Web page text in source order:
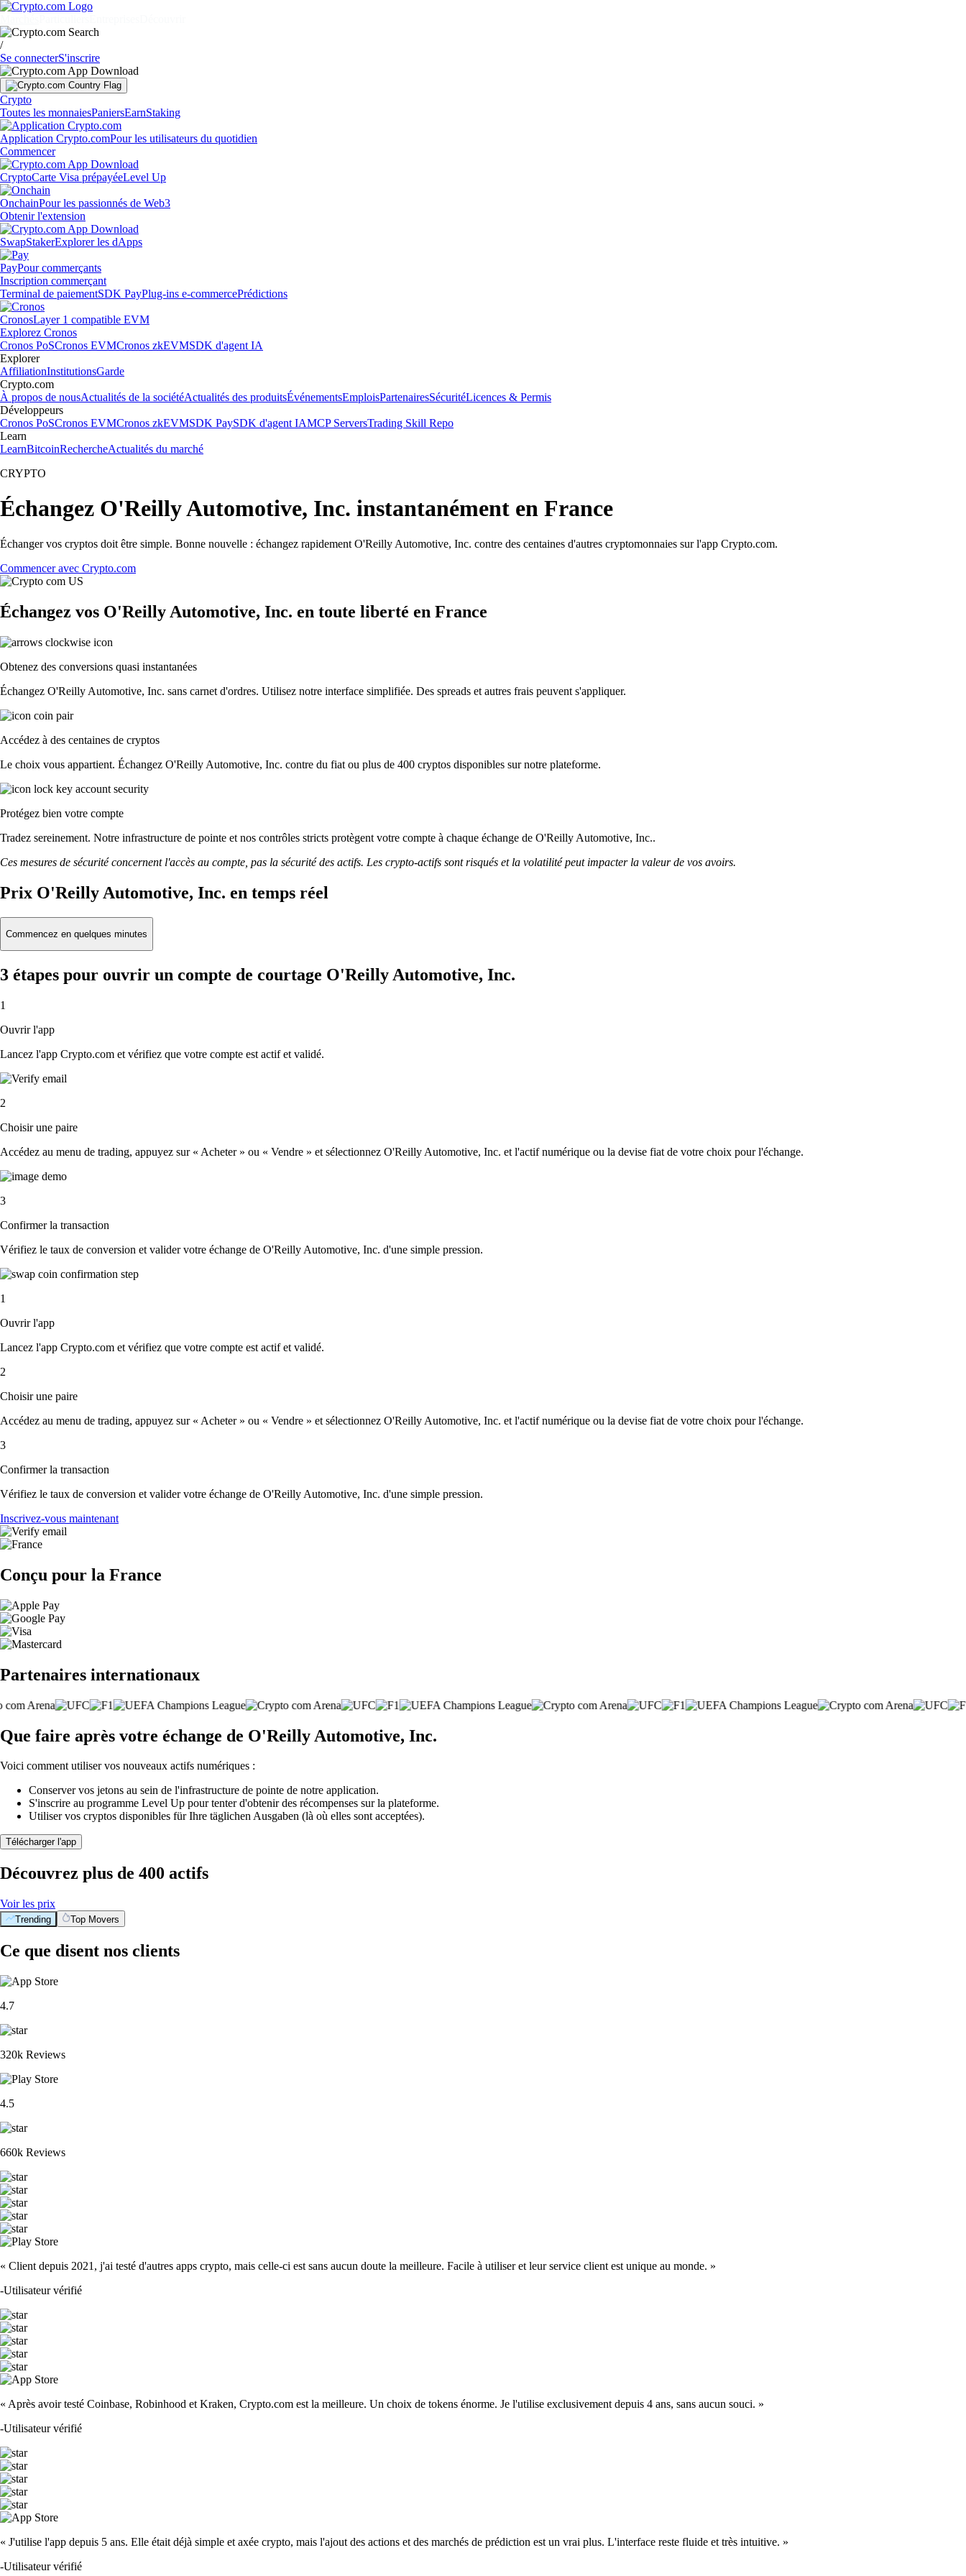
/
Se connecterS'inscrire
Crypto
Toutes les monnaiesPaniersEarnStaking
Application Crypto.comPour les utilisateurs du quotidien
Commencer
CryptoCarte Visa prépayéeLevel Up
OnchainPour les passionnés de Web3
Obtenir l'extension
SwapStakerExplorer les dApps
PayPour commerçants
Inscription commerçant
Terminal de paiementSDK PayPlug-ins e-commercePrédictions
CronosLayer 1 compatible EVM
Explorez Cronos
Cronos PoSCronos EVMCronos zkEVMSDK d'agent IA
Explorer
AffiliationInstitutionsGarde
Crypto.com
À propos de nousActualités de la sociétéActualités des produitsÉvénementsEmploisPartenairesSécuritéLicences & Permis
Développeurs
Cronos PoSCronos EVMCronos zkEVMSDK PaySDK d'agent IAMCP ServersTrading Skill Repo
Learn
LearnBitcoinRechercheActualités du marché
CRYPTO
Échangez O'Reilly Automotive, Inc. instantanément en France
Échanger vos cryptos doit être simple. Bonne nouvelle : échangez rapidement O'Reilly Automotive, Inc. contre des centaines d'autres cryptomonnaies sur l'app Crypto.com.
Commencer avec Crypto.com
Échangez vos O'Reilly Automotive, Inc. en toute liberté en France
Obtenez des conversions quasi instantanées
Échangez O'Reilly Automotive, Inc. sans carnet d'ordres. Utilisez notre interface simplifiée. Des spreads et autres frais peuvent s'appliquer.
Accédez à des centaines de cryptos
Le choix vous appartient. Échangez O'Reilly Automotive, Inc. contre du fiat ou plus de 400 cryptos disponibles sur notre plateforme.
Protégez bien votre compte
Tradez sereinement. Notre infrastructure de pointe et nos contrôles stricts protègent votre compte à chaque échange de O'Reilly Automotive, Inc..
Ces mesures de sécurité concernent l'accès au compte, pas la sécurité des actifs. Les crypto-actifs sont risqués et la volatilité peut impacter la valeur de vos avoirs.
Prix O'Reilly Automotive, Inc. en temps réel
Commencez en quelques minutes
3 étapes pour ouvrir un compte de courtage O'Reilly Automotive, Inc.
1
Ouvrir l'app
Lancez l'app Crypto.com et vérifiez que votre compte est actif et validé.
2
Choisir une paire
Accédez au menu de trading, appuyez sur « Acheter » ou « Vendre » et sélectionnez O'Reilly Automotive, Inc. et l'actif numérique ou la devise fiat de votre choix pour l'échange.
3
Confirmer la transaction
Vérifiez le taux de conversion et valider votre échange de O'Reilly Automotive, Inc. d'une simple pression.
1
Ouvrir l'app
Lancez l'app Crypto.com et vérifiez que votre compte est actif et validé.
2
Choisir une paire
Accédez au menu de trading, appuyez sur « Acheter » ou « Vendre » et sélectionnez O'Reilly Automotive, Inc. et l'actif numérique ou la devise fiat de votre choix pour l'échange.
3
Confirmer la transaction
Vérifiez le taux de conversion et valider votre échange de O'Reilly Automotive, Inc. d'une simple pression.
Inscrivez-vous maintenant
Conçu pour la France
Partenaires internationaux
Que faire après votre échange de O'Reilly Automotive, Inc.
Voici comment utiliser vos nouveaux actifs numériques :
Conserver vos jetons au sein de l'infrastructure de pointe de notre application.
S'inscrire au programme Level Up pour tenter d'obtenir des récompenses sur la plateforme.
Utiliser vos cryptos disponibles für Ihre täglichen Ausgaben (là où elles sont acceptées).
Télécharger l'app
Découvrez plus de 400 actifs
Voir les prix
Trending Top Movers
Ce que disent nos clients
4.7
320k Reviews
4.5
660k Reviews
« Client depuis 2021, j'ai testé d'autres apps crypto, mais celle-ci est sans aucun doute la meilleure. Facile à utiliser et leur service client est unique au monde. »
-Utilisateur vérifié
« Après avoir testé Coinbase, Robinhood et Kraken, Crypto.com est la meilleure. Un choix de tokens énorme. Je l'utilise exclusivement depuis 4 ans, sans aucun souci. »
-Utilisateur vérifié
« J'utilise l'app depuis 5 ans. Elle était déjà simple et axée crypto, mais l'ajout des actions et des marchés de prédiction est un vrai plus. L'interface reste fluide et très intuitive. »
-Utilisateur vérifié